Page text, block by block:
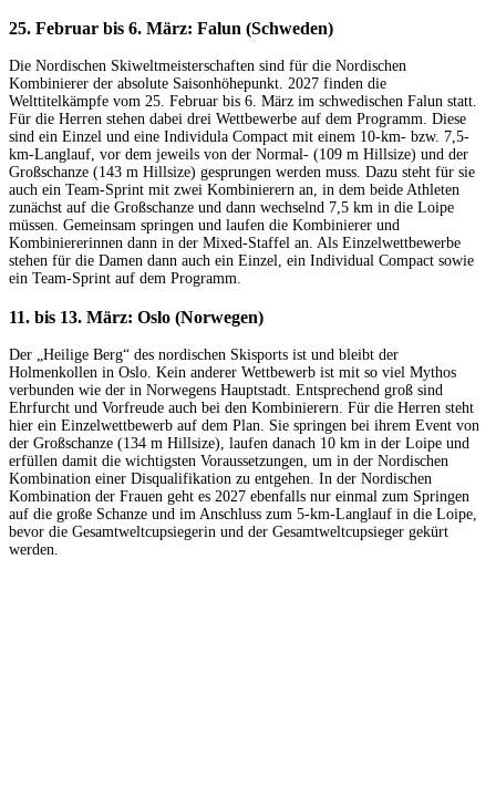
25. Februar bis 6. März: Falun (Schweden)
Die Nordischen Skiweltmeisterschaften sind für die Nordischen
Kombinierer der absolute Saisonhöhepunkt. 2027 finden die
Welttitelkämpfe vom 25. Februar bis 6. März im schwedischen Falun statt.
Für die Herren stehen dabei drei Wettbewerbe auf dem Programm. Diese
sind ein Einzel und eine Individula Compact mit einem 10-km- bzw. 7,5-
km-Langlauf, vor dem jeweils von der Normal- (109 m Hillsize) und der
Großschanze (143 m Hillsize) gesprungen werden muss. Dazu steht für sie
auch ein Team-Sprint mit zwei Kombinierern an, in dem beide Athleten
zunächst auf die Großschanze und dann wechselnd 7,5 km in die Loipe
müssen. Gemeinsam springen und laufen die Kombinierer und
Kombiniererinnen dann in der Mixed-Staffel an. Als Einzelwettbewerbe
stehen für die Damen dann auch ein Einzel, ein Individual Compact sowie
ein Team-Sprint auf dem Programm.
11. bis 13. März: Oslo (Norwegen)
Der „Heilige Berg“ des nordischen Skisports ist und bleibt der
Holmenkollen in Oslo. Kein anderer Wettbewerb ist mit so viel Mythos
verbunden wie der in Norwegens Hauptstadt. Entsprechend groß sind
Ehrfurcht und Vorfreude auch bei den Kombinierern. Für die Herren steht
hier ein Einzelwettbewerb auf dem Plan. Sie springen bei ihrem Event von
der Großschanze (134 m Hillsize), laufen danach 10 km in der Loipe und
erfüllen damit die wichtigsten Voraussetzungen, um in der Nordischen
Kombination einer Disqualifikation zu entgehen. In der Nordischen
Kombination der Frauen geht es 2027 ebenfalls nur einmal zum Springen
auf die große Schanze und im Anschluss zum 5-km-Langlauf in die Loipe,
bevor die Gesamtweltcupsiegerin und der Gesamtweltcupsieger gekürt
werden.